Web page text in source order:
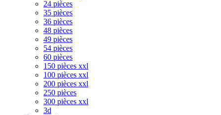
24 pièces
35 pièces
36 pièces
48 pièces
49 pièces
54 pièces
60 pièces
150 pièces xxl
100 pièces xxl
200 pièces xxl
250 pièces
300 pièces xxl
3d